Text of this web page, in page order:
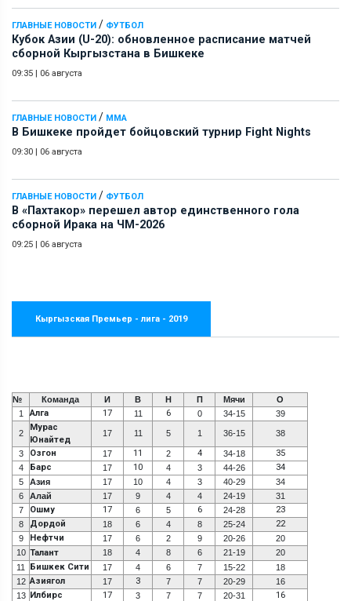
ГЛАВНЫЕ НОВОСТИ / ФУТБОЛ
Кубок Азии (U-20): обновленное расписание матчей
сборной Кыргызстана в Бишкеке
09:35 | 06 августа
ГЛАВНЫЕ НОВОСТИ / ММА
В Бишкеке пройдет бойцовский турнир Fight Nights
09:30 | 06 августа
ГЛАВНЫЕ НОВОСТИ / ФУТБОЛ
В «Пахтакор» перешел автор единственного гола
сборной Ирака на ЧМ-2026
09:25 | 06 августа
Кыргызская Премьер - лига - 2019
№ Команда И В Н П Мячи
О
1
Алга 17 11 6 0 34-15 39
2
Мурас
Юнайтед
17 11 5 1 36-15 38
3 Озгон 17 11 2 4 34-18 35
4 Барс 17 10 4 3 44-26 34
5 Азия 17 10 4 3 40-29
34
6
Алай 17 9 4 4 24-19
31
7
Ошму 17 6 5 6 24-28 23
8 Дордой 18 6 4 8 25-24 22
9 Нефтчи 17 6 2 9 20-26
20
10 Талант 18 4 8 6 21-19
20
11
Бишкек Сити 17 4 6 7 15-22
18
12 Азиягол 17 3 7 7 20-29
16
13 Илбирс 17 3 7 7 20-31 16